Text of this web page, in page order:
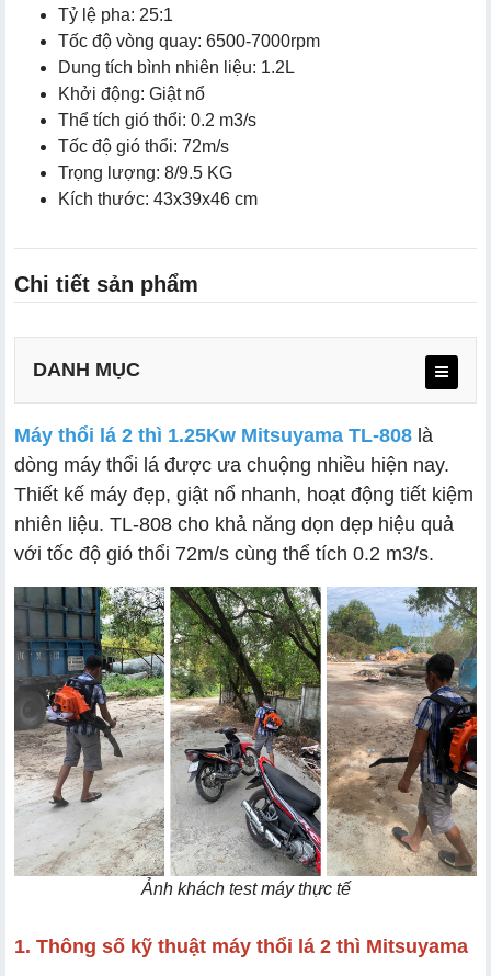
Tỷ lệ pha: 25:1
Tốc độ vòng quay: 6500-7000rpm
Dung tích bình nhiên liệu: 1.2L
Khởi động: Giật nổ
Thể tích gió thổi: 0.2 m3/s
Tốc độ gió thổi: 72m/s
Trọng lượng: 8/9.5 KG
Kích thước: 43x39x46 cm
Chi tiết sản phẩm
DANH MỤC
Máy thổi lá 2 thì 1.25Kw Mitsuyama TL-808 là
dòng máy thổi lá được ưa chuộng nhiều hiện nay.
Thiết kế máy đẹp, giật nổ nhanh, hoạt động tiết kiệm
nhiên liệu. TL-808 cho khả năng dọn dẹp hiệu quả
với tốc độ gió thổi 72m/s cùng thể tích 0.2 m3/s.
Ảnh khách test máy thực tế
1. Thông số kỹ thuật máy thổi lá 2 thì Mitsuyama